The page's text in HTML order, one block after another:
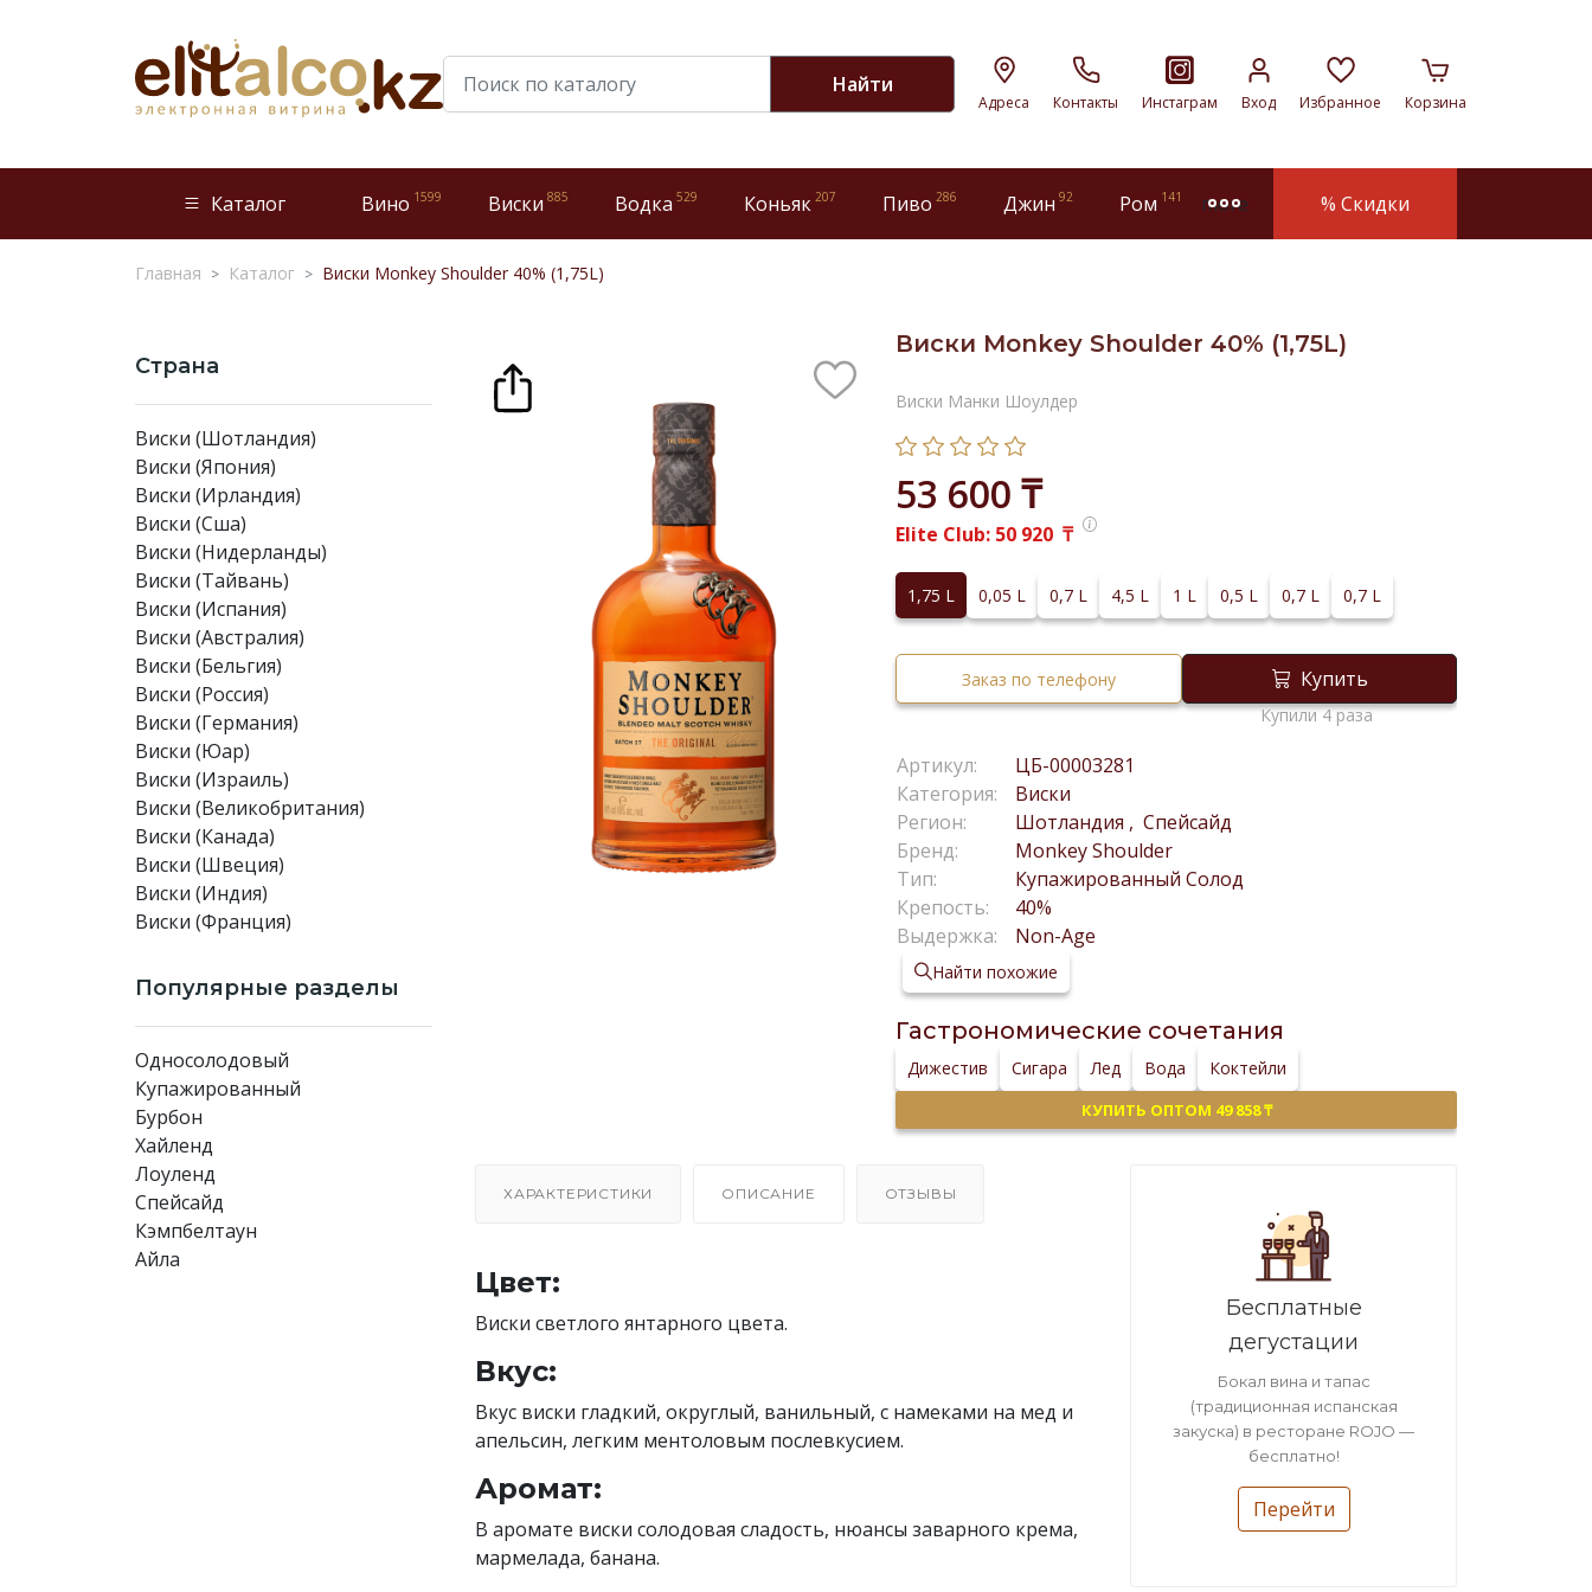
Найти
Адреса Контакты Инстаграм Вход Избранное Корзина
Каталог Вино 1599 Виски 885 Водка 529 Коньяк 207 Пиво 286 Джин 92 Ром 141 more % Скидки
Главная Каталог Виски Monkey Shoulder 40% (1,75L)
Страна
Виски (Шотландия)
Виски (Япония)
Виски (Ирландия)
Виски (Сша)
Виски (Нидерланды)
Виски (Тайвань)
Виски (Испания)
Виски (Австралия)
Виски (Бельгия)
Виски (Россия)
Виски (Германия)
Виски (Юар)
Виски (Израиль)
Виски (Великобритания)
Виски (Канада)
Виски (Швеция)
Виски (Индия)
Виски (Франция)
Популярные разделы
Односолодовый
Купажированный
Бурбон
Хайленд
Лоуленд
Спейсайд
Кэмпбелтаун
Айла
Виски Monkey Shoulder 40% (1,75L)
Виски Манки Шоулдер
53 600 ₸
Elite Club: 50 920 ₸
1,75 L 0,05 L 0,7 L 4,5 L 1 L 0,5 L 0,7 L 0,7 L
Заказ по телефону Купить
Купили 4 раза
Артикул:
ЦБ-00003281
Категория:
Виски
Регион:
Шотландия , Спейсайд
Бренд:
Monkey Shoulder
Тип:
Купажированный Солод
Крепость:
40%
Выдержка:
Non-Age
Найти похожие
Гастрономические сочетания
Дижестив Сигара Лед Вода Коктейли
КУПИТЬ ОПТОМ 49 858 ₸
ХАРАКТЕРИСТИКИ ОПИСАНИЕ ОТЗЫВЫ
Цвет:
Виски светлого янтарного цвета.
Вкус:
Вкус виски гладкий, округлый, ванильный, с намеками на мед и
апельсин, легким ментоловым послевкусием.
Аромат:
В аромате виски солодовая сладость, нюансы заварного крема,
мармелада, банана.
Бесплатные
дегустации
Бокал вина и тапас
(традиционная испанская
закуска) в ресторане ROJO —
бесплатно!
Перейти